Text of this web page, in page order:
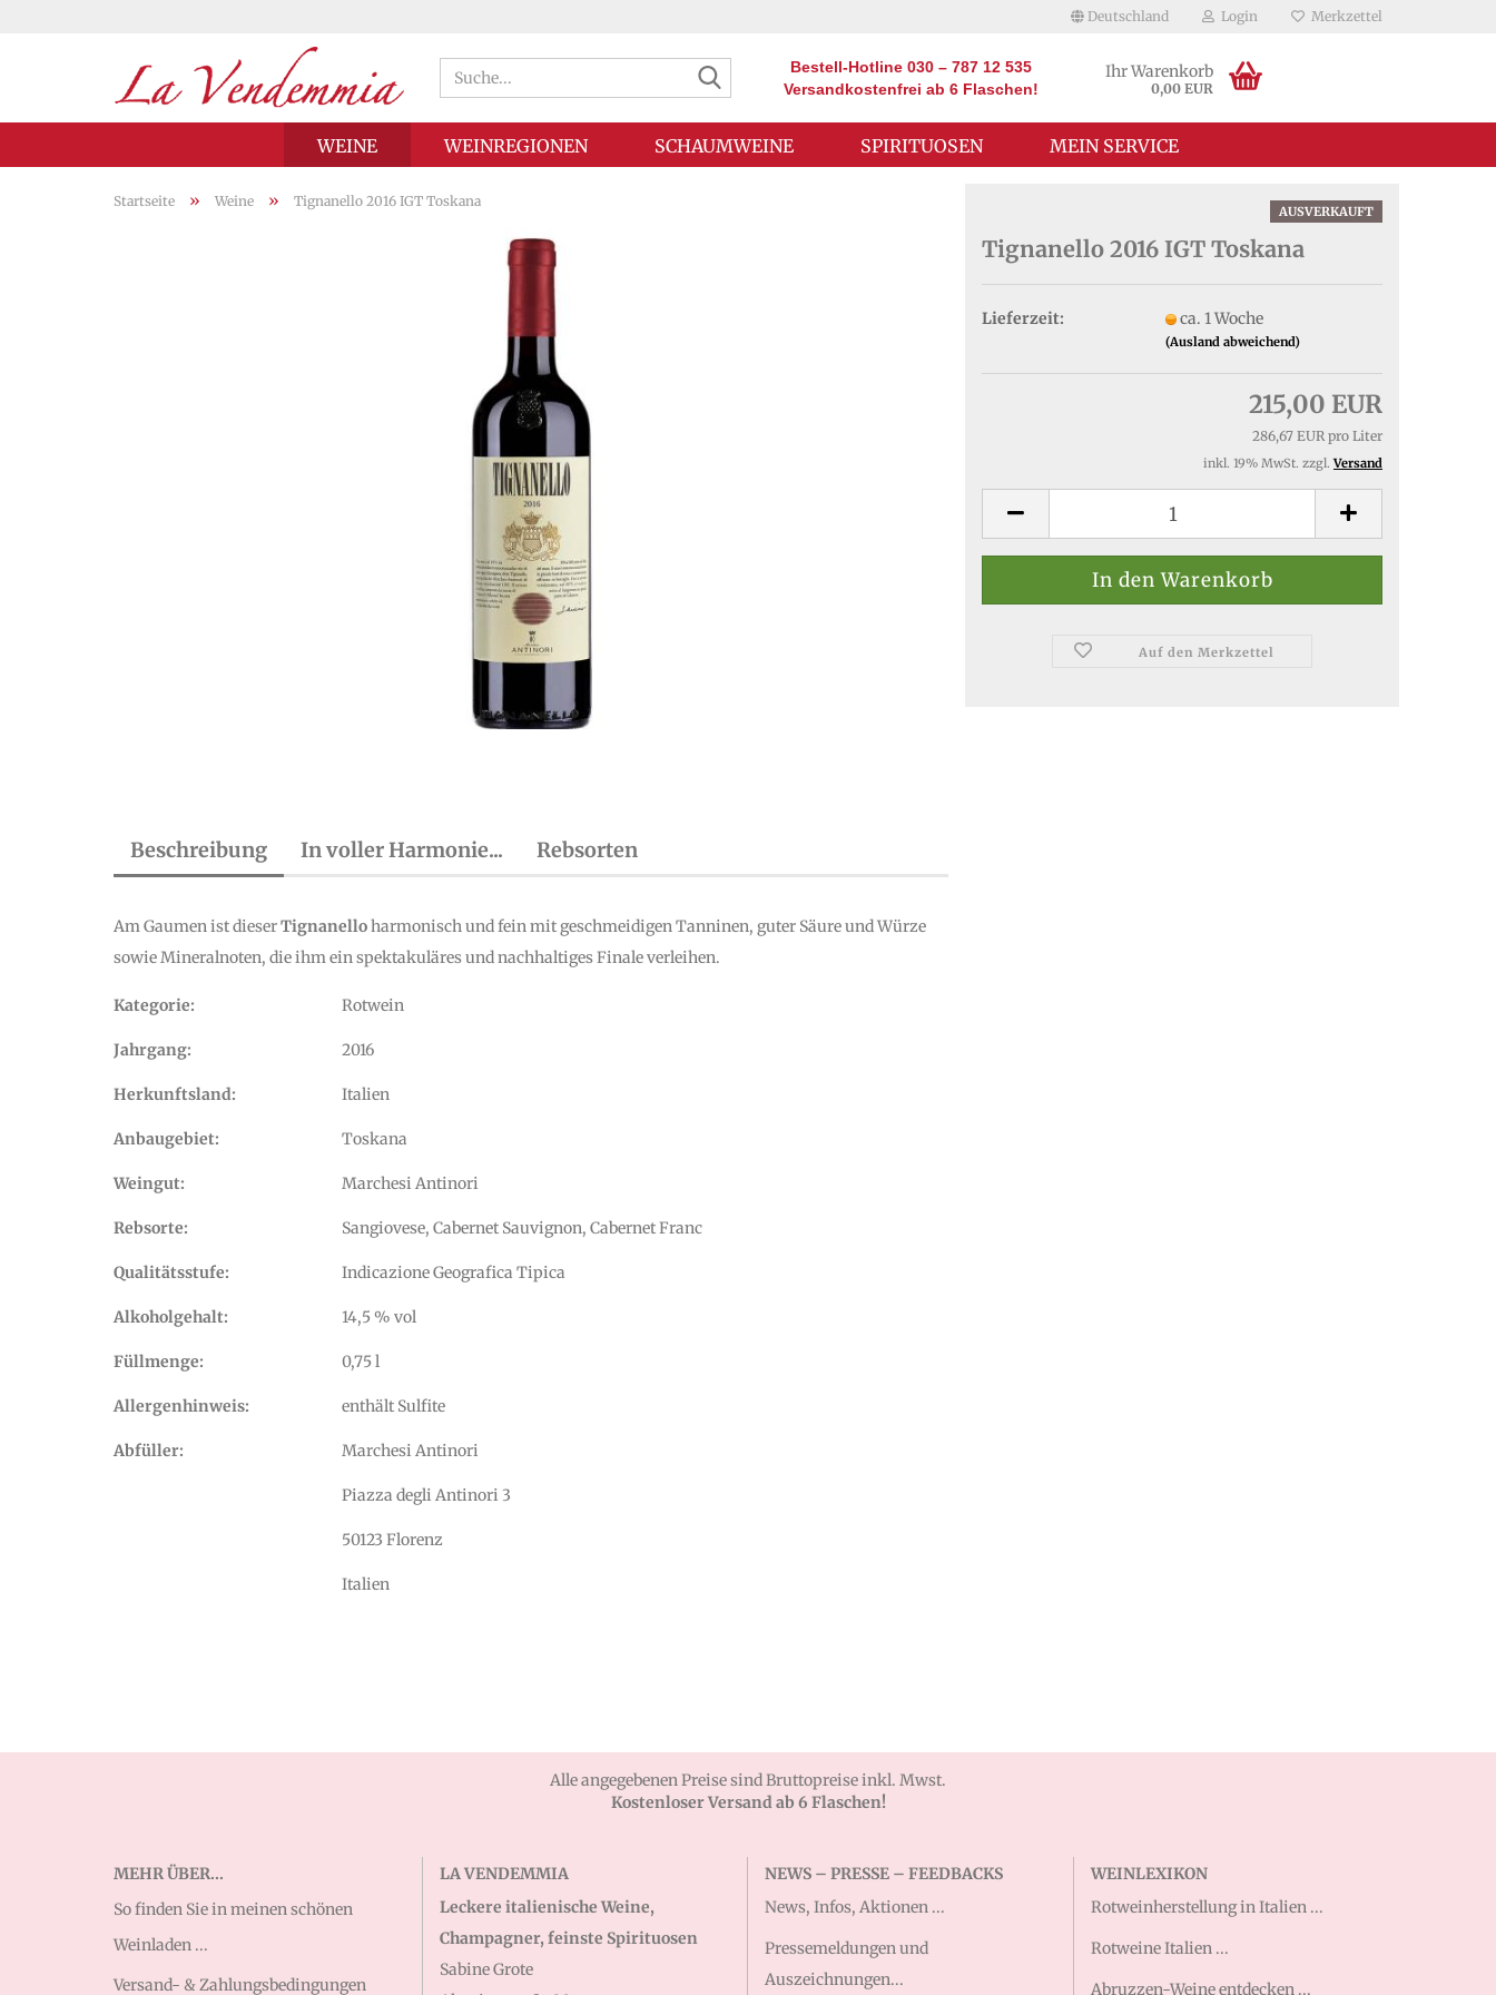
Deutschland Login Merkzettel
Bestell-Hotline 030 – 787 12 535
Versandkostenfrei ab 6 Flaschen!
Ihr Warenkorb
0,00 EUR
WEINE WEINREGIONEN SCHAUMWEINE SPIRITUOSEN MEIN SERVICE
Startseite » Weine » Tignanello 2016 IGT Toskana
AUSVERKAUFT
Tignanello 2016 IGT Toskana
Lieferzeit: ca. 1 Woche
(Ausland abweichend)
215,00 EUR
286,67 EUR pro Liter
inkl. 19% MwSt. zzgl.Versand
Auf den Merkzettel
Beschreibung In voller Harmonie... Rebsorten
Am Gaumen ist dieserTignanelloharmonisch und fein mit geschmeidigen Tanninen, guter Säure und Würze
sowie Mineralnoten, die ihm ein spektakuläres und nachhaltiges Finale verleihen.
Kategorie: Rotwein
Jahrgang: 2016
Herkunftsland: Italien
Anbaugebiet: Toskana
Weingut: Marchesi Antinori
Rebsorte: Sangiovese, Cabernet Sauvignon, Cabernet Franc
Qualitätsstufe: Indicazione Geografica Tipica
Alkoholgehalt: 14,5 % vol
Füllmenge: 0,75 l
Allergenhinweis: enthält Sulfite
Abfüller: Marchesi Antinori
Piazza degli Antinori 3
50123 Florenz
Italien
Alle angegebenen Preise sind Bruttopreise inkl. Mwst.
Kostenloser Versand ab 6 Flaschen!
MEHR ÜBER...
So finden Sie in meinen schönen
Weinladen ...
Versand- & Zahlungsbedingungen
LA VENDEMMIA
Leckere italienische Weine,
Champagner, feinste Spirituosen
Sabine Grote
NEWS – PRESSE – FEEDBACKS
News, Infos, Aktionen ...
Pressemeldungen und
Auszeichnungen...
WEINLEXIKON
Rotweinherstellung in Italien ...
Rotweine Italien ...
Abruzzen-Weine entdecken ...